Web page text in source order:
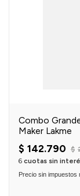
Combo
Maker Lakme
$ 142.790 $
6 cuotas sin
Precio sin impuestos